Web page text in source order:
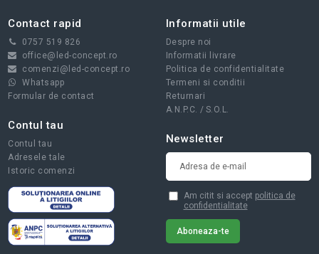
Contact rapid
0757 519 826
office@led-concept.ro
comenzi@led-concept.ro
Whatsapp
Formular de contact
Informatii utile
Despre noi
Informatii livrare
Politica de confidentialitate
Termeni si conditii
Returnari
A.N.P.C. / S.O.L.
Contul tau
Contul tau
Adresele tale
Istoric comenzi
Newsletter
Am citit si accept politica de
confidentialitate